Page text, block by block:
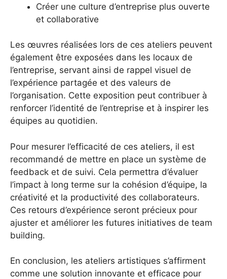
Créer une culture d’entreprise plus ouverte
et collaborative
Les œuvres réalisées lors de ces ateliers peuvent
également être exposées dans les locaux de
l’entreprise, servant ainsi de rappel visuel de
l’expérience partagée et des valeurs de
l’organisation. Cette exposition peut contribuer à
renforcer l’identité de l’entreprise et à inspirer les
équipes au quotidien.
Pour mesurer l’efficacité de ces ateliers, il est
recommandé de mettre en place un système de
feedback et de suivi. Cela permettra d’évaluer
l’impact à long terme sur la cohésion d’équipe, la
créativité et la productivité des collaborateurs.
Ces retours d’expérience seront précieux pour
ajuster et améliorer les futures initiatives de team
building.
En conclusion, les ateliers artistiques s’affirment
comme une solution innovante et efficace pour